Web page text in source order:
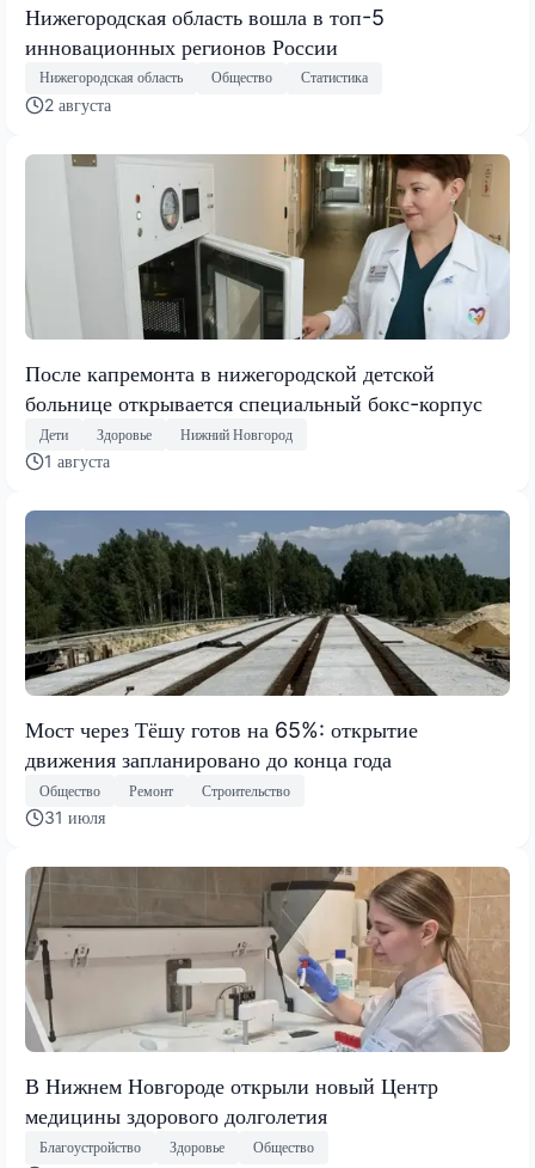
Нижегородская область вошла в топ-5
инновационных регионов России
Нижегородская область Общество Статистика
2 августа
После капремонта в нижегородской детской
больнице открывается специальный бокс-корпус
Дети Здоровье Нижний Новгород
1 августа
Мост через Тёшу готов на 65%: открытие
движения запланировано до конца года
Общество Ремонт Строительство
31 июля
В Нижнем Новгороде открыли новый Центр
медицины здорового долголетия
Благоустройство Здоровье Общество